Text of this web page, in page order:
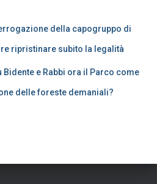
della capogruppo di
ripristinare subito la legalità
Bidente e Rabbi ora il Parco come
delle foreste demaniali?